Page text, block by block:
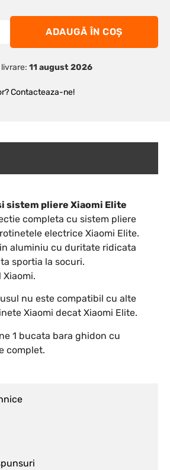
ADAUGĂ ÎN COȘ
11 august 2026
Contacteaza-ne!
sistem pliere Xiaomi Elite
completa cu sistem pliere
electrice Xiaomi Elite.
aluminiu cu duritate ridicata
sportia la socuri.
Xiaomi.
nu este compatibil cu alte
Xiaomi decat Xiaomi Elite.
1 bucata bara ghidon cu
complet.